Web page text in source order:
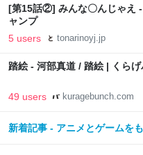
[第15話②] みんな〇んじゃえ
ャンプ
5 users tonarinoyj.jp
踏絵 - 河部真道 / 踏絵 | くらげ
49 users kuragebunch.com
新着記事 - アニメとゲームを